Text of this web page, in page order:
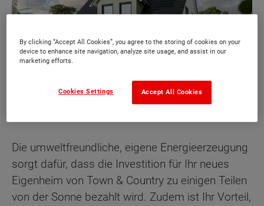
Die umweltfreundliche, eigene Energieerzeugung
sorgt dafür, dass die Investition für Ihr neues
Eigenheim von Town & Country zu einigen Teilen
von der Sonne bezahlt wird. Zudem ist Ihr Vorteil,
By clicking “Accept All Cookies”, you agree to the storing of cookies on your
device to enhance site navigation, analyze site usage, and assist in our
marketing efforts.
Accept All Cookies
Cookies Settings